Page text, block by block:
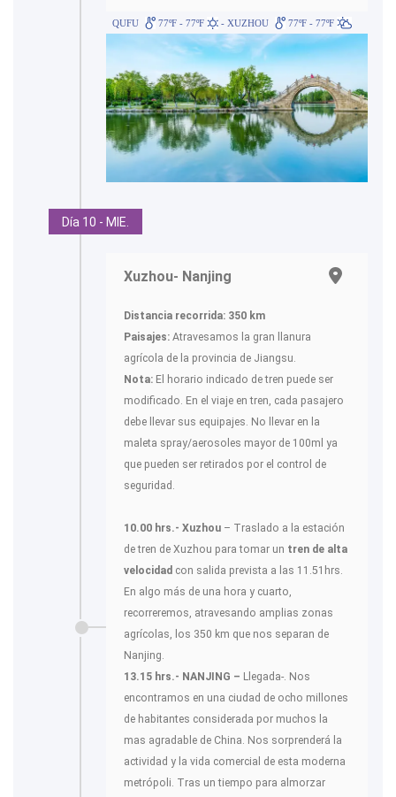
QUFU 77ºF - 77ºF - XUZHOU 77ºF - 77ºF
Día 10 - MIE.
Xuzhou- Nanjing
Distancia recorrida: 350 km
Paisajes: Atravesamos la gran llanura
agrícola de la provincia de Jiangsu.
Nota: El horario indicado de tren puede ser
modificado. En el viaje en tren, cada pasajero
debe llevar sus equipajes. No llevar en la
maleta spray/aerosoles mayor de 100ml ya
que pueden ser retirados por el control de
seguridad.
10.00 hrs.- Xuzhou – Traslado a la estación
de tren de Xuzhou para tomar un tren de alta
velocidad con salida prevista a las 11.51hrs.
En algo más de una hora y cuarto,
recorreremos, atravesando amplias zonas
agrícolas, los 350 km que nos separan de
Nanjing.
13.15 hrs.- NANJING – Llegada-. Nos
encontramos en una ciudad de ocho millones
de habitantes considerada por muchos la
mas agradable de China. Nos sorprenderá la
actividad y la vida comercial de esta moderna
metrópoli. Tras un tiempo para almorzar